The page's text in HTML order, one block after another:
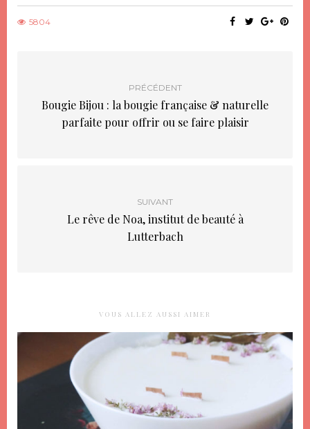
nouvellenouvelle
5804
PRÉCÉDENT
Bougie Bijou : la bougie française & naturelle
parfaite pour offrir ou se faire plaisir
SUIVANT
Le rêve de Noa, institut de beauté à
Lutterbach
VOUS ALLEZ AUSSI AIMER